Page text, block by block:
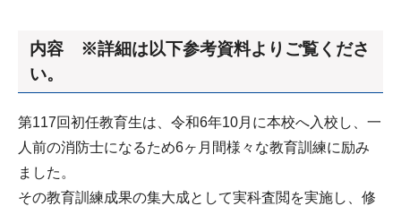
内容 ※詳細は以下参考資料よりご覧くださ
い。
第117回初任教育生は、令和6年10月に本校へ入校し、一
人前の消防士になるため6ヶ月間様々な教育訓練に励み
ました。
その教育訓練成果の集大成として実科査閲を実施し、修